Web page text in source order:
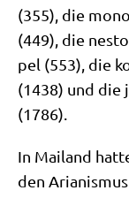
(355), die
(449), die
pel (553), die
(1438) und die
(1786).
In Mai­land
den